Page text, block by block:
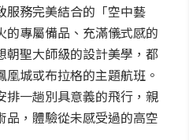
服務完美結合的「空中藝
的專屬備品、充滿儀式感的
朝聖大師級的設計美學，都
城或布拉格的主題航班。
排一趟別具意義的飛行，親
品，體驗從未感受過的高空